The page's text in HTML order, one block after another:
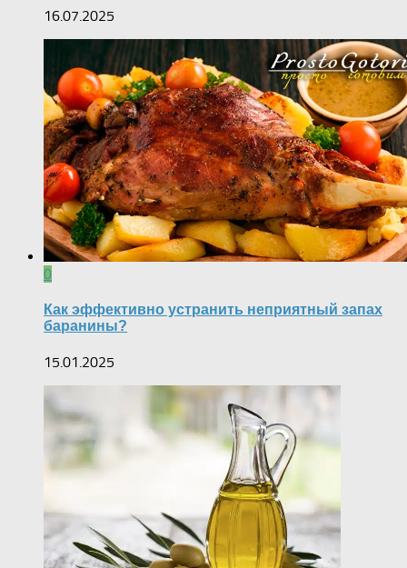
16.07.2025
0
Как эффективно устранить неприятный запах
баранины?
15.01.2025